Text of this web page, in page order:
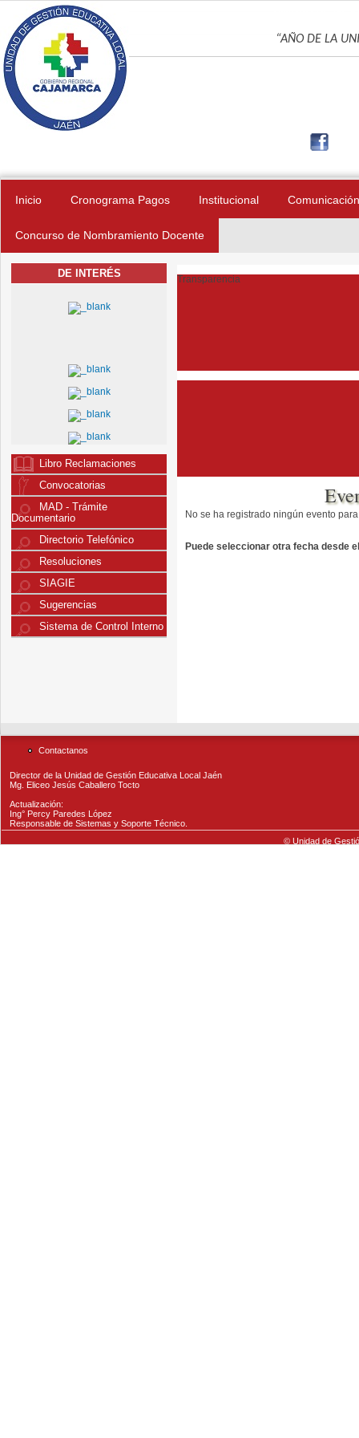
Pasar al contenido principal
“AÑO DE LA
Inicio Cronograma Pagos Institucional Comunicación
Concurso de Nombramiento Docente
DE INTERÉS
Libro Reclamaciones
Convocatorias
MAD - Trámite
Documentario
Directorio Telefónico
Resoluciones
SIAGIE
Sugerencias
Sistema de Control Interno
Transparencia
No se ha registrado ningún evento
Puede seleccionar otra fecha desde
Contactanos
Director de la Unidad de Gestión Educativa Local Jaén
Mg. Eliceo Jesús Caballero Tocto
Actualización:
Ing° Percy Paredes López
Responsable de Sistemas y Soporte Técnico.
© Unidad de